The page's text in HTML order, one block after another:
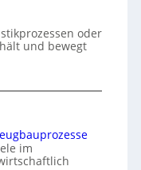
oder
und bewegt
im